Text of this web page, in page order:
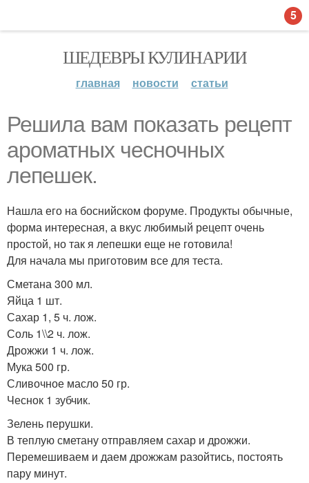
ШЕДЕВРЫ КУЛИНАРИИ
главная новости статьи
Решила вам показать рецепт
ароматных чесночных
лепешек.
Нашла его на боснийском форуме. Продукты обычные,
форма интересная, а вкус любимый рецепт очень
простой, но так я лепешки еще не готовила!
Для начала мы приготовим все для теста.
Сметана 300 мл.
Яйца 1 шт.
Сахар 1, 5 ч. лож.
Соль 1\\2 ч. лож.
Дрожжи 1 ч. лож.
Мука 500 гр.
Сливочное масло 50 гр.
Чеснок 1 зубчик.
Зелень перушки.
В теплую сметану отправляем сахар и дрожжи.
Перемешиваем и даем дрожжам разойтись, постоять
пару минут.
5